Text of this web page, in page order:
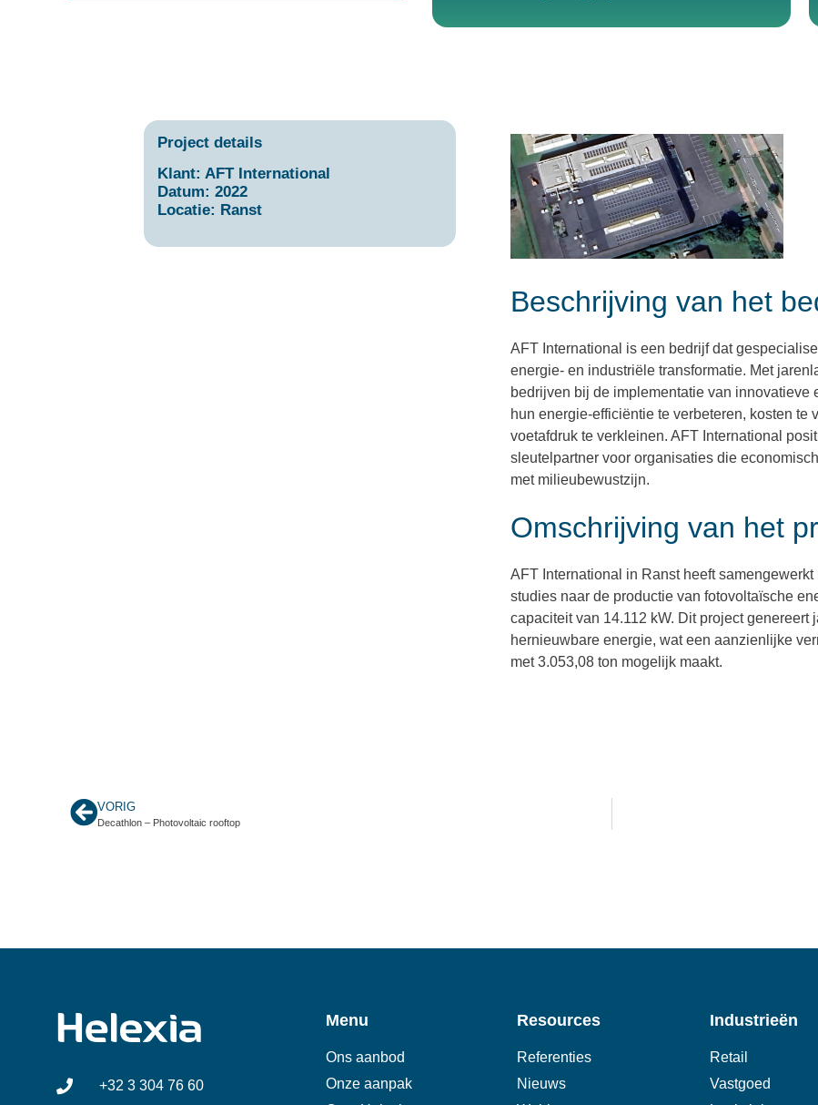
Project details
Klant: AFT International
Datum: 2022
Locatie: Ranst
Beschrijving van het
AFT International is een bedrijf dat
energie- en industriële transformatie. Met
bedrijven bij de implementatie van innovatieve
hun energie-efficiëntie te verbeteren, kosten te
voetafdruk te verkleinen. AFT International
sleutelpartner voor organisaties die
met milieubewustzijn.
Omschrijving van het
AFT International in Ranst heeft
studies naar de productie van fotovoltaïsche
capaciteit van 14.112 kW. Dit project genereert
hernieuwbare energie, wat een aanzienlijke
met 3.053,08 ton mogelijk maakt.
VORIG
Decathlon – Photovoltaic rooftop
+32 3 304 76 60
Menu
Ons aanbod
Onze aanpak
Resources
Referenties
Nieuws
Industrieën
Retail
Vastgoed